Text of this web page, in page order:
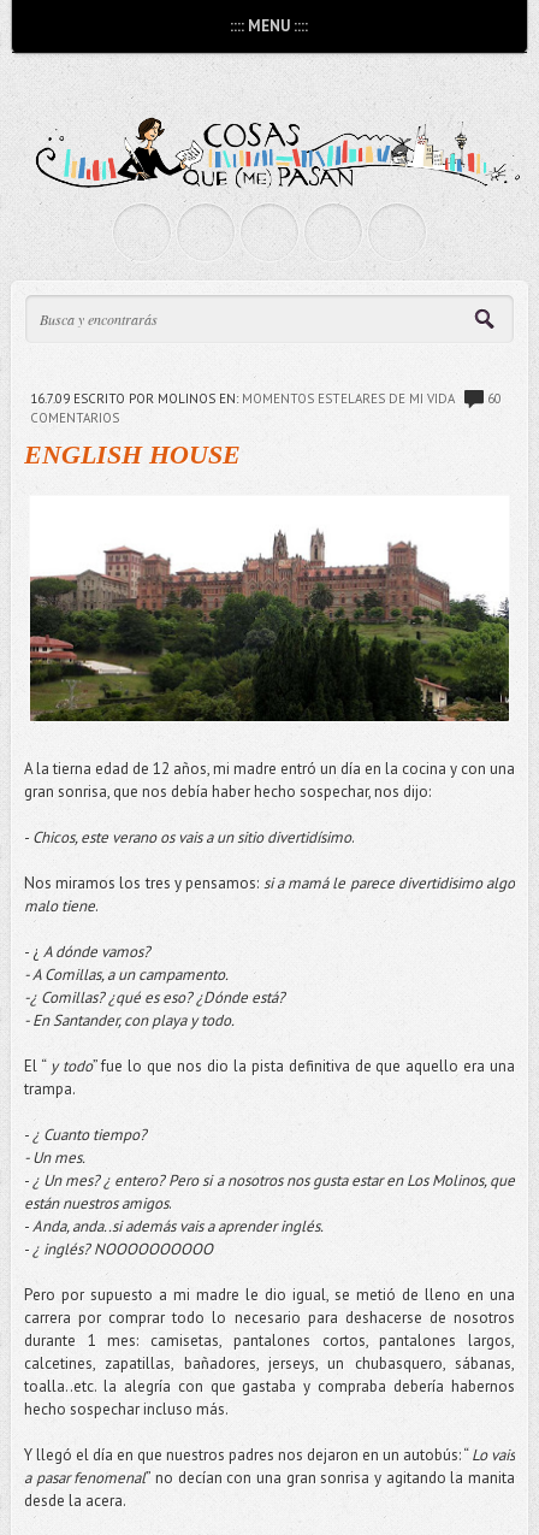
:::: MENU ::::
16.7.09ESCRITO POR MOLINOS EN: MOMENTOS ESTELARES DE MI VIDA
60
COMENTARIOS
ENGLISH HOUSE
A la tierna edad de 12 años, mi madre entró un día en la cocina y con una
gran sonrisa, que nos debía haber hecho sospechar, nos dijo:
- Chicos, este verano os vais a un sitio divertidísimo.
Nos miramos los tres y pensamos: si a mamá le parece divertidisimo algo
malo tiene.
- ¿ A dónde vamos?
- A Comillas, a un campamento.
-¿ Comillas? ¿qué es eso? ¿Dónde está?
- En Santander, con playa y todo.
El “ y todo” fue lo que nos dio la pista definitiva de que aquello era una
trampa.
-¿ Cuanto tiempo?
- Un mes.
-¿ Un mes? ¿ entero? Pero si a nosotros nos gusta estar en Los Molinos, que
están nuestros amigos.
-Anda, anda..si además vais a aprender inglés.
-¿ inglés? NOOOOOOOOOO
Pero por supuesto a mi madre le dio igual, se metió de lleno en una
carrera por comprar todo lo necesario para deshacerse de nosotros
durante 1 mes: camisetas, pantalones cortos, pantalones largos,
calcetines, zapatillas, bañadores, jerseys, un chubasquero, sábanas,
toalla..etc. la alegría con que gastaba y compraba debería habernos
hecho sospechar incluso más.
Y llegó el día en que nuestros padres nos dejaron en un autobús: “Lo vais
a pasar fenomenal” no decían con una gran sonrisa y agitando la manita
desde la acera.